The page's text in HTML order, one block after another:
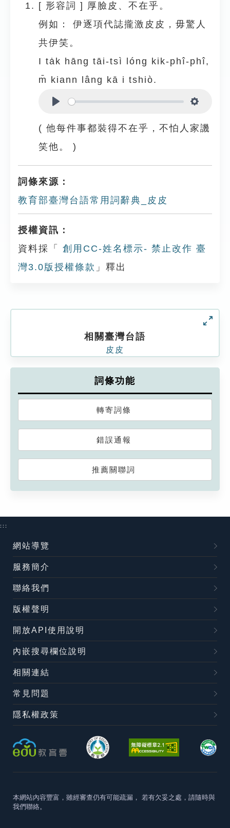
[ 形容詞 ] 厚臉皮、不在乎。
例如：
伊逐項代誌攏激皮皮，毋驚人
共伊笑。
I ta̍k hāng tāi-tsì lóng kik-phî-phî,
m̄ kiann lâng kā i tshiò.
( 他每件事都裝得不在乎，不怕人家譏
笑他。 )
詞條來源：
教育部臺灣台語常用詞辭典_皮皮
授權資訊：
資料採「
創用CC-姓名標示- 禁止改作 臺
灣3.0版授權條款 」釋出
相關臺灣台語
皮皮
詞條功能
轉寄詞條
錯誤通報
推薦關聯詞
:::
網站導覽
服務簡介
聯絡我們
版權聲明
開放API使用說明
內嵌搜尋欄位說明
相關連結
常見問題
隱私權政策
本網站內容豐富，雖經審查仍有可能疏漏， 若有欠妥之處，請隨時與
我們聯絡。